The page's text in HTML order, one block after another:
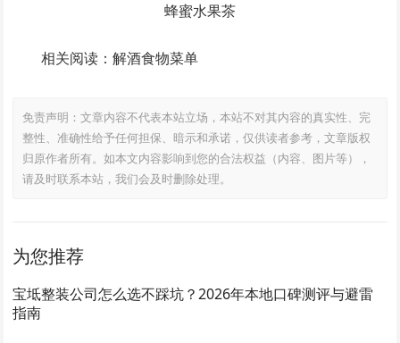
蜂蜜水果茶
相关阅读：解酒食物菜单
免责声明：文章内容不代表本站立场，本站不对其内容的真实性、完
整性、准确性给予任何担保、暗示和承诺，仅供读者参考，文章版权
归原作者所有。如本文内容影响到您的合法权益（内容、图片等），
请及时联系本站，我们会及时删除处理。
为您推荐
宝坻整装公司怎么选不踩坑？2026年本地口碑测评与避雷
指南